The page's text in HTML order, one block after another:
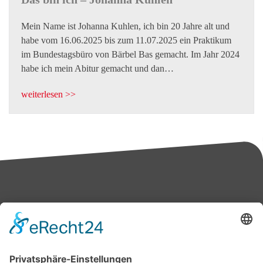
Mein Name ist Johanna Kuhlen, ich bin 20 Jahre alt und
habe vom 16.06.2025 bis zum 11.07.2025 ein Praktikum
im Bundestagsbüro von Bärbel Bas gemacht. Im Jahr 2024
habe ich mein Abitur gemacht und dan…
weiterlesen >>